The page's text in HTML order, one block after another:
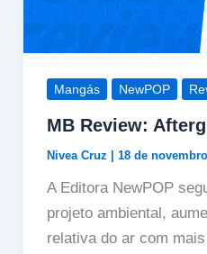
Mangás NewPOP
MB Review:
Nivea Cruz 18 de
A Editora NewPOP
projeto ambiental,
relativa do ar com